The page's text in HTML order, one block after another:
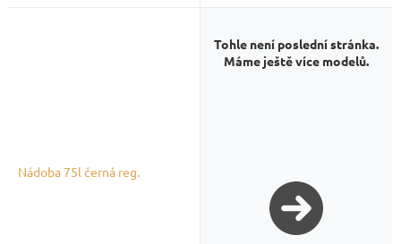
Nádoba 75l černá reg.
Tohle není poslední stránka.
Máme ještě více modelů.